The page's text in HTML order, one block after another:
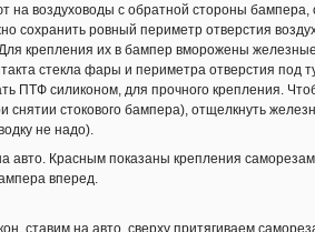
на воздуховоды с обратной стороны
сохранить ровный периметр отверстия
крепления их в бампер вморожены
стекла фары и периметра отверстия под
ПТФ силиконом, для прочного крепления.
снятии стокового бампера), отщелкнуть
не надо).
авто. Красным показаны крепления
вперед.
ставим на авто, сверху притягиваем